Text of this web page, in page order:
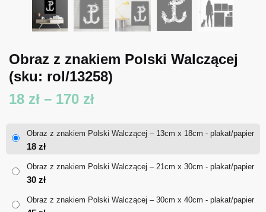
Obraz z znakiem Polski Walczącej
(sku: rol/13258)
18 zł – 170 złZakres
18 zł
Obraz z znakiem Polski Walczącej – 13cm x 18cm - plakat/papier
18 zł
Obraz z znakiem Polski Walczącej – 21cm x 30cm - plakat/papier
30 zł
Obraz z znakiem Polski Walczącej – 30cm x 40cm - plakat/papier